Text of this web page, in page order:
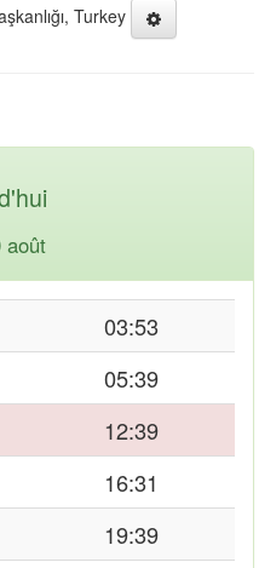
Turkey
août
03:53
05:39
12:39
16:31
19:39